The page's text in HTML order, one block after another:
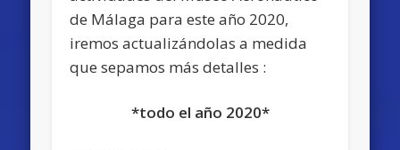
de Málaga para este año 2020,
iremos actualizándolas a medida
que sepamos más detalles :
*todo el año 2020*